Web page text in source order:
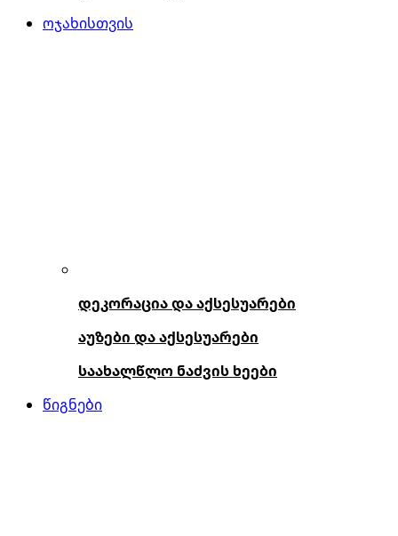
ოჯახისთვის
დეკორაცია და აქსესუარები
აუზები და აქსესუარები
საახალწლო ნაძვის ხეები
წიგნები